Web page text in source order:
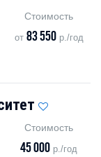
Стоимость
от 83 550р./год
Стоимость
45 000 р./год